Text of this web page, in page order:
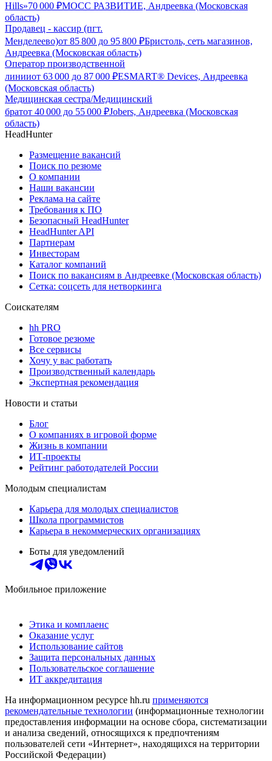
Hills»70 000 ₽МОСС РАЗВИТИЕ, Андреевка (Московская
область)
Продавец - кассир (пгт.
Менделеево)от 85 800 до 95 800 ₽Бристоль, сеть магазинов,
Андреевка (Московская область)
Оператор производственной
линииот 63 000 до 87 000 ₽ESMART® Devices, Андреевка
(Московская область)
Медицинская сестра/Медицинский
братот 40 000 до 55 000 ₽Jobers, Андреевка (Московская
область)
HeadHunter
Размещение вакансий
Поиск по резюме
О компании
Наши вакансии
Реклама на сайте
Требования к ПО
Безопасный HeadHunter
HeadHunter API
Партнерам
Инвесторам
Каталог компаний
Поиск по вакансиям в Андреевке (Московская область)
Сетка: соцсеть для нетворкинга
Соискателям
hh PRO
Готовое резюме
Все сервисы
Хочу у вас работать
Производственный календарь
Экспертная рекомендация
Новости и статьи
Блог
О компаниях в игровой форме
Жизнь в компании
ИТ-проекты
Рейтинг работодателей России
Молодым специалистам
Карьера для молодых специалистов
Школа программистов
Карьера в некоммерческих организациях
Боты для уведомлений
Мобильное приложение
Этика и комплаенс
Оказание услуг
Использование сайтов
Защита персональных данных
Пользовательское соглашение
ИТ аккредитация
На информационном ресурсе hh.ru применяются
рекомендательные технологии (информационные технологии
предоставления информации на основе сбора, систематизации
и анализа сведений, относящихся к предпочтениям
пользователей сети «Интернет», находящихся на территории
Российской Федерации)